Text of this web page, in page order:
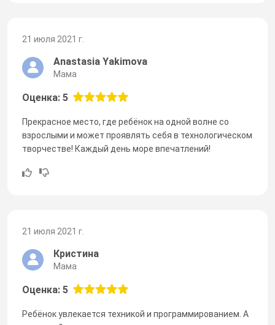
21 июля 2021 г.
Anastasia Yakimova
Мама
Оценка: 5
Прекрасное место, где ребёнок на одной волне со
взрослыми и может проявлять себя в технологическом
творчестве! Каждый день море впечатлений!
21 июля 2021 г.
Кристина
Мама
Оценка: 5
Ребёнок увлекается техникой и программированием. А